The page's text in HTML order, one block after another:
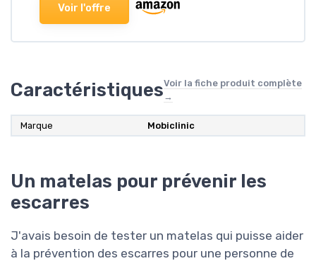
Voir l'offre
CaractéristiquesVoir la fiche produit complète
→
Marque ‎Mobiclinic
Un matelas pour prévenir les
escarres
J'avais besoin de tester un matelas qui puisse aider
à la prévention des escarres pour une personne de